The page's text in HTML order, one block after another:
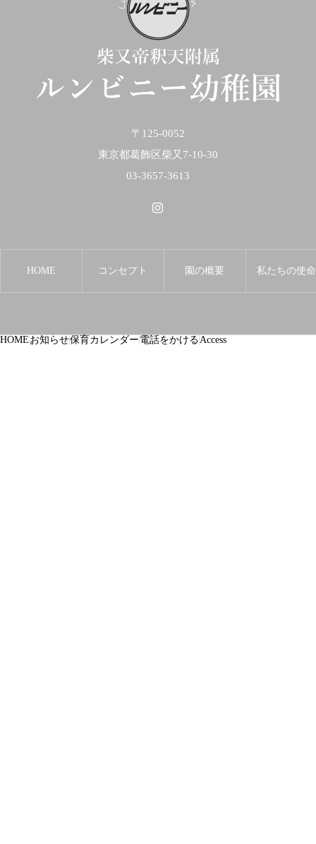
〒125-0052
東京都葛飾区柴又7-10-30
03-3657-3613
HOME コンセプト 園の概要 私たちの使命
HOME お知らせ保育カレンダー 電話をかけるAccess